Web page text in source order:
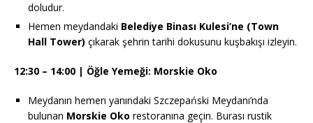
doludur.
Hemen meydandaki Belediye Binası Kulesi’ne (Town
Hall Tower) çıkarak şehrin tarihi dokusunu kuşbakışı izleyin.
12:30 – 14:00 | Öğle Yemeği: Morskie Oko
Meydanın hemen yanındaki Szczepański Meydanı’nda
bulunan Morskie Oko restoranına geçin. Burası rustik